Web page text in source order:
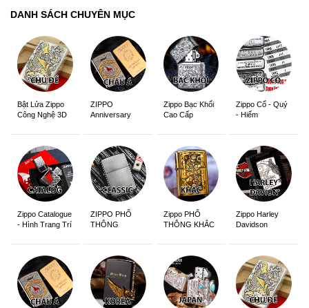
DANH SÁCH CHUYÊN MỤC
Bật Lửa Zippo
Công Nghệ 3D
ZIPPO
Anniversary
Zippo Bạc Khối
Cao Cấp
Zippo Cổ - Quý
- Hiếm
Zippo Catalogue
- Hình Trang Trí
ZIPPO PHỔ
THÔNG
Zippo PHỔ
THÔNG KHẮC
Zippo Harley
Davidson